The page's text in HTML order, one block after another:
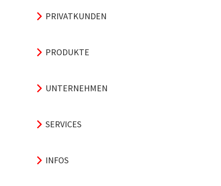
PRIVATKUNDEN
PRODUKTE
UNTERNEHMEN
SERVICES
INFOS